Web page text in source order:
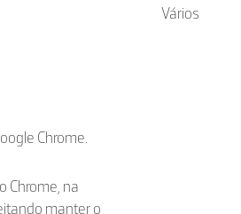
Chrome.
Chrome, na
manter o
Vários